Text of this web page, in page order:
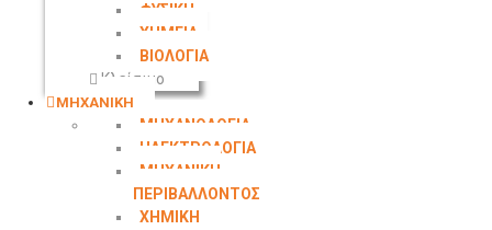
ΦΥΣΙΚΗ
ΧΗΜΕΙΑ
ΒΙΟΛΟΓΙΑ
Κλείσιμο
ΜΗΧΑΝΙΚΗ
ΜΗΧΑΝΟΛΟΓΙΑ
ΗΛΕΚΤΡΟΛΟΓΙΑ
ΜΗΧΑΝΙΚΗ
ΠΕΡΙΒΑΛΛΟΝΤΟΣ
ΧΗΜΙΚΗ